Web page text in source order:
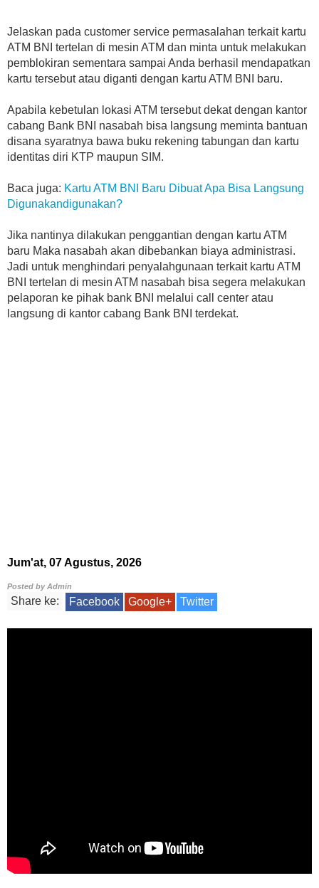
Jelaskan pada customer service permasalahan terkait kartu
ATM BNI tertelan di mesin ATM dan minta untuk melakukan
pemblokiran sementara sampai Anda berhasil mendapatkan
kartu tersebut atau diganti dengan kartu ATM BNI baru.
Apabila kebetulan lokasi ATM tersebut dekat dengan kantor
cabang Bank BNI nasabah bisa langsung meminta bantuan
disana syaratnya bawa buku rekening tabungan dan kartu
identitas diri KTP maupun SIM.
Baca juga: Kartu ATM BNI Baru Dibuat Apa Bisa Langsung
Digunakandigunakan?
Jika nantinya dilakukan penggantian dengan kartu ATM
baru Maka nasabah akan dibebankan biaya administrasi.
Jadi untuk menghindari penyalahgunaan terkait kartu ATM
BNI tertelan di mesin ATM nasabah bisa segera melakukan
pelaporan ke pihak bank BNI melalui call center atau
langsung di kantor cabang Bank BNI terdekat.
Jum'at, 07 Agustus, 2026
Posted byAdmin
Share ke: Facebook Google+ Twitter